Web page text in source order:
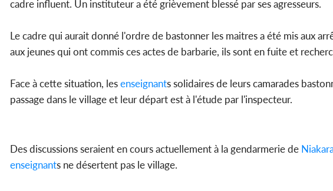
cadre influent. Un instituteur a été grièvement blessé par ses agresseurs.
Le cadre qui aurait donné l'ordre de bastonner les maitres a été mis aux
aux jeunes qui ont commis ces actes de barbarie, ils sont en fuite et
Face à cette situation, lesenseignants solidaires de leurs camarades
passage dans le village et leur départ est à l'étude par l'inspecteur.
Des discussions seraient en cours actuellement à la gendarmerie de
enseignants ne désertent pas le village.